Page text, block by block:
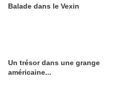
Balade dans le Vexin
Un trésor dans une grange
américaine...